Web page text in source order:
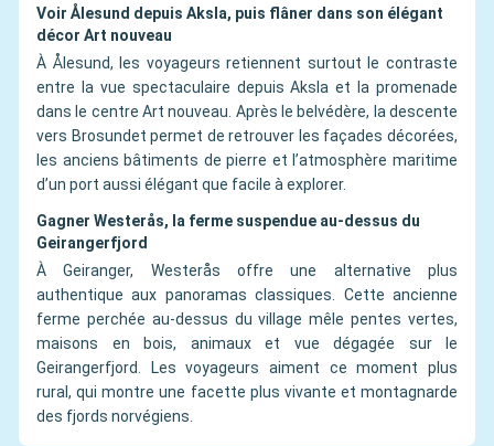
Voir Ålesund depuis Aksla, puis flâner dans son élégant
décor Art nouveau
À Ålesund, les voyageurs retiennent surtout le contraste
entre la vue spectaculaire depuis Aksla et la promenade
dans le centre Art nouveau. Après le belvédère, la descente
vers Brosundet permet de retrouver les façades décorées,
les anciens bâtiments de pierre et l’atmosphère maritime
d’un port aussi élégant que facile à explorer.
Gagner Westerås, la ferme suspendue au-dessus du
Geirangerfjord
À Geiranger, Westerås offre une alternative plus
authentique aux panoramas classiques. Cette ancienne
ferme perchée au-dessus du village mêle pentes vertes,
maisons en bois, animaux et vue dégagée sur le
Geirangerfjord. Les voyageurs aiment ce moment plus
rural, qui montre une facette plus vivante et montagnarde
des fjords norvégiens.